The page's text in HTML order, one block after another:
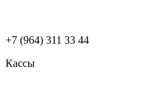
+7 (964) 311 33 44
Кассы